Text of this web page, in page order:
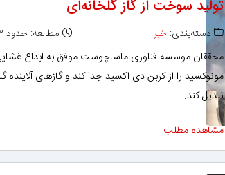
تولید سوخت از گاز گلخانه‌ای
دسته‌بندی: خبر مطالعه: حدود ۳ دقیقه
محققان موسسه فناوری ماساچوست موفق به ابداع
مونوکسید را از کربن دی‌ اکسید جدا کند و گازهای
تبدیل کند.
مشاهده مطلب